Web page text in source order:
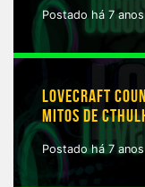
Postado há 7 anos
LOVECRAFT
MITOS DE
Postado há 7 anos